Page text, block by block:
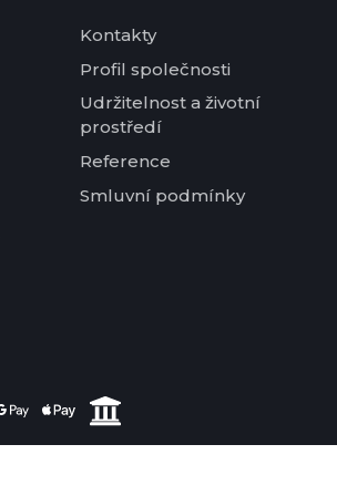
Kontakty
Profil společnosti
Udržitelnost a životní
prostředí
Reference
Smluvní podmínky